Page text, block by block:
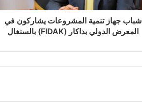
شباب جهاز تنمية المشروعات يشاركون في
المعرض الدولي بداكار (FIDAK) بالسنغال